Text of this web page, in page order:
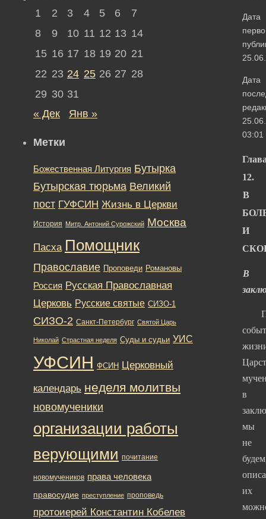
Дата
Дата
03:01
12.
В
И
В
в
мы
не
их
1
2 3 4 5 6
7
8
9 10 11 12 13 14
15 16 17 18 19 20 21
22 23 24 25 26 27 28
29 30 31
« Дек
Янв »
Метки
Божественная Литургия Бутырка
Бутырская тюрьма Великий
пост ГУФСИН Жизнь в Церкви
История Митр. Антоний Сурожский Москва
Пасха Помощник
Православие Проповеди Романовы
Россия Русская Православная
Церковь Русские святые СИЗО-1
СИЗО-2 Санкт-Петербург Святой Царь
Николай Страстная неделя Суды и судьи УИС
УФСИН ФСИН Церковный
календарь неделя молитвы
новомученики
организации работы
верующими почитание
новомучеников права человека
правосудие преступление проповедь
протоиерей Константин Кобелев